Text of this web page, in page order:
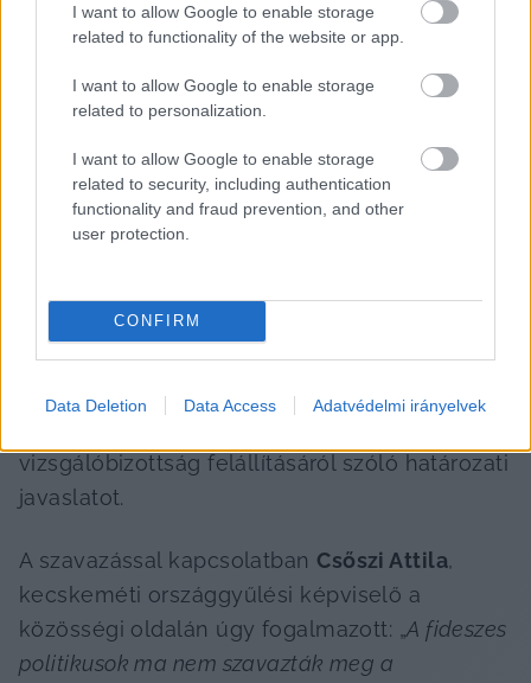
I want to allow Google to enable storage
related to functionality of the website or app.
I want to allow Google to enable storage
related to personalization.
I want to allow Google to enable storage
related to security, including authentication
functionality and fraud prevention, and other
user protection.
CONFIRM
Data Deletion Data Access Adatvédelmi irányelvek
szeptember 30-ig jelentést készít, ez
módszereket, a feltárt tényeket,
bizonyítékokat, megállapításokat, a
meghallgatott személyek nyilatkozatait, és
javaslatot a szükségesnek tartott
intézkedésekre. A jelentés nyilvános lesz, az
Az Országgyűlés 146 igen, 43 nem és 2
tartózkodó szavazattal elfogadta a Magyar
Nemzeti Bank (MNB) működésével
vizsgálóbizottság felállításáról szóló határozati
javaslatot.
A szavazással kapcsolatban Csőszi Attila,
kecskeméti országgyűlési képviselő a
közösségi oldalán úgy fogalmazott: „A fideszes
politikusok ma nem szavazták meg a